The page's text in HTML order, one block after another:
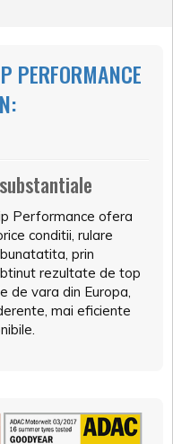
PERFORMANCE
Performance ofera
conditii, rulare
prin
rezultate de top
de vara din Europa,
mai eficiente